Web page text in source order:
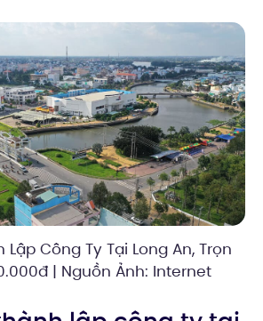
Lập Công Ty Tại Long An, Trọn
| Nguồn Ảnh: Internet